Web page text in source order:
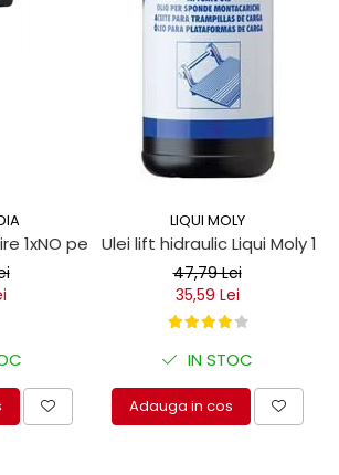
1xNO pentru obloane hidraulice
LIQUI MOLY
Ulei lift hidraulic Liqui Moly 1
47,79 Lei
35,59 Lei
IN STOC
Adauga in cos